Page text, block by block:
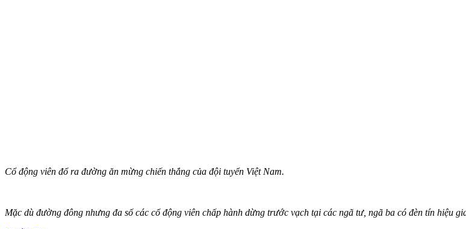
Cổ động viên đổ ra đường ăn mừng chiến thắng của đội tuyển Việt Nam.
Mặc dù đường đông nhưng đa số các cổ động viên chấp hành dừng trước vạch tại các ngã tư, ngã ba có đèn tín hiệu